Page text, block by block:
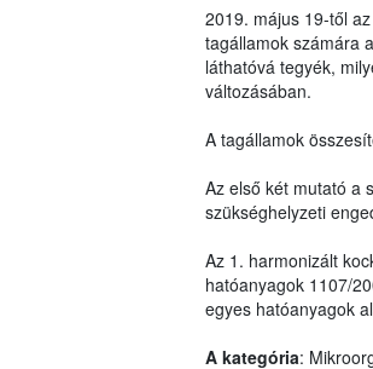
2019. május 19-től
tagállamok számára
láthatóvá tegyék,
változásában.
A tagállamok
Az első két mutató a
szükséghelyzeti
Az 1. harmonizált
hatóanyagok 1107/
egyes hatóanyagok
A kategória: